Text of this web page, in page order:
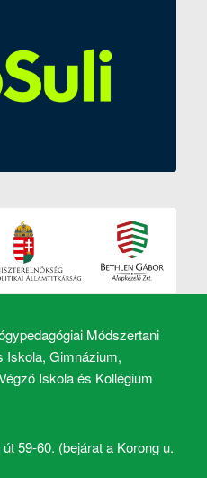
Módszertani
Iskola, Gimnázium,
Iskola és Kollégium
59-60. (bejárat a Korong u.